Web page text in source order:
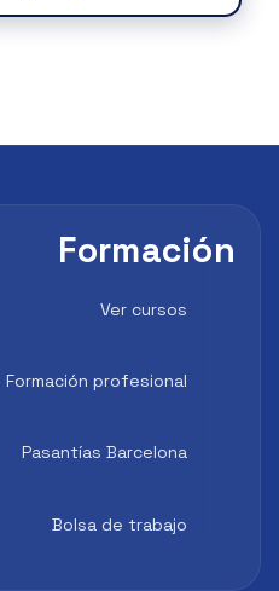
Formación
Ver cursos
Formación profesional
Pasantías Barcelona
Bolsa de trabajo